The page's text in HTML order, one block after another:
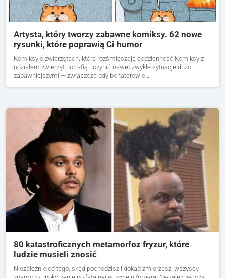
Artysta, który tworzy zabawne komiksy. 62 nowe
rysunki, które poprawią Ci humor
Komiksy o zwierzętach, które rozśmieszają codzienność Komiksy z
udziałem zwierząt potrafią uczynić nawet zwykłe sytuacje dużo
zabawniejszymi — zwłaszcza gdy bohaterowie…
80 katastroficznych metamorfoz fryzur, które
ludzie musieli znosić
Niezależnie od tego, skąd pochodzisz i dokąd zmierzasz, wszyscy